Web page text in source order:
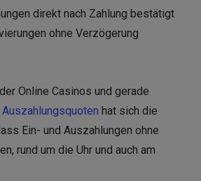
direkt nach Zahlung bestätigt
ohne Verzögerung
Online Casinos und gerade
hat sich die
Ein- und Auszahlungen ohne
rund um die Uhr und auch am